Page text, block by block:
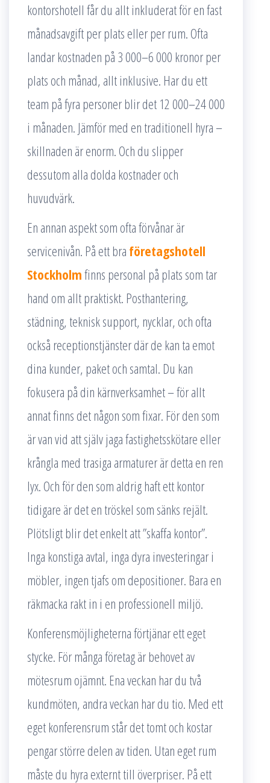
kontorshotell får du allt inkluderat för en fast
månadsavgift per plats eller per rum. Ofta
landar kostnaden på 3 000–6 000 kronor per
plats och månad, allt inklusive. Har du ett
team på fyra personer blir det 12 000–24 000
i månaden. Jämför med en traditionell hyra –
skillnaden är enorm. Och du slipper
dessutom alla dolda kostnader och
huvudvärk.
En annan aspekt som ofta förvånar är
servicenivån. På ett bra företagshotell
Stockholmfinns personal på plats som tar
hand om allt praktiskt. Posthantering,
städning, teknisk support, nycklar, och ofta
också receptionstjänster där de kan ta emot
dina kunder, paket och samtal. Du kan
fokusera på din kärnverksamhet – för allt
annat finns det någon som fixar. För den som
är van vid att själv jaga fastighetsskötare eller
krångla med trasiga armaturer är detta en ren
lyx. Och för den som aldrig haft ett kontor
tidigare är det en tröskel som sänks rejält.
Plötsligt blir det enkelt att ”skaffa kontor”.
Inga konstiga avtal, inga dyra investeringar i
möbler, ingen tjafs om depositioner. Bara en
räkmacka rakt in i en professionell miljö.
Konferensmöjligheterna förtjänar ett eget
stycke. För många företag är behovet av
mötesrum ojämnt. Ena veckan har du två
kundmöten, andra veckan har du tio. Med ett
eget konferensrum står det tomt och kostar
pengar större delen av tiden. Utan eget rum
måste du hyra externt till överpriser. På ett